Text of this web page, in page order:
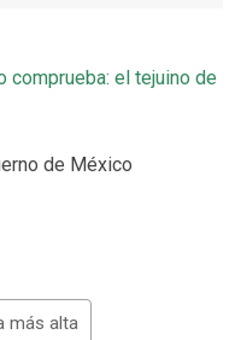
comprueba: el tejuino de
de México
más alta